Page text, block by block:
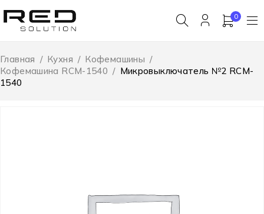
0
Главная / Кухня / Кофемашины /
Кофемашина RCM-1540 / Микровыключатель №2 RCM-
1540